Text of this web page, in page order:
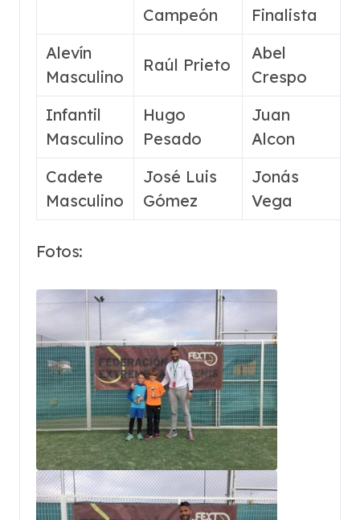
Campeón
Finalista
Alevín
Masculino
Raúl Prieto
Abel
Crespo
Infantil
Masculino
Hugo
Pesado
Juan
Alcon
Cadete
Masculino
José Luis
Gómez
Jonás
Vega
Fotos: